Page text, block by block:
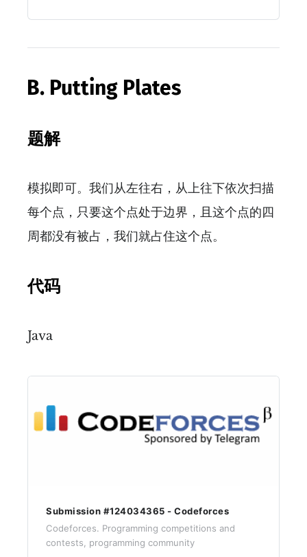
B. Putting Plates
题解
模拟即可。我们从左往右，从上往下依次扫描
每个点，只要这个点处于边界，且这个点的四
周都没有被占，我们就占住这个点。
代码
Java
Submission #124034365 - Codeforces
Codeforces. Programming competitions and
contests, programming community